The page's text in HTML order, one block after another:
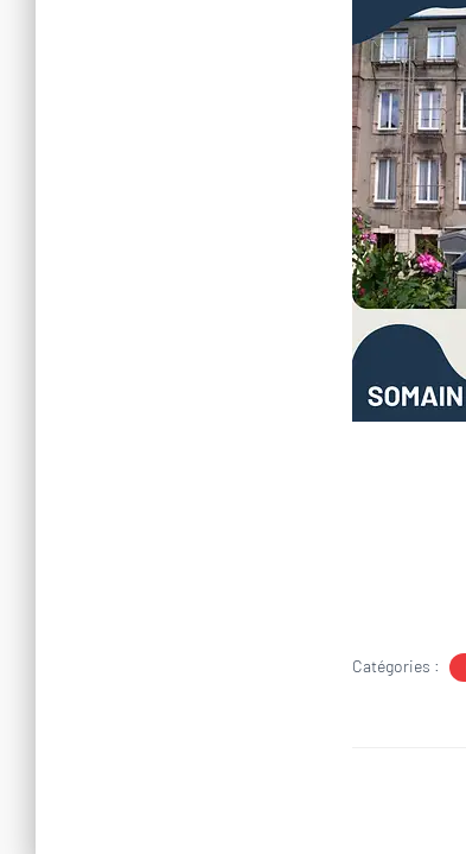
Catégories :